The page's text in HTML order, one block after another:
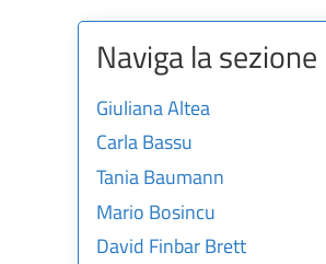
Naviga la sezione
Giuliana Altea
Carla Bassu
Tania Baumann
Mario Bosincu
David Finbar Brett